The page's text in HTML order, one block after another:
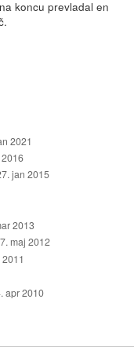
koncu prevladal en
2021
jan 2015
2013
maj 2012
apr 2010